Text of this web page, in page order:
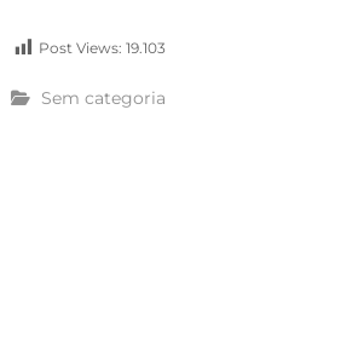
Post Views: 19.103
Sem categoria